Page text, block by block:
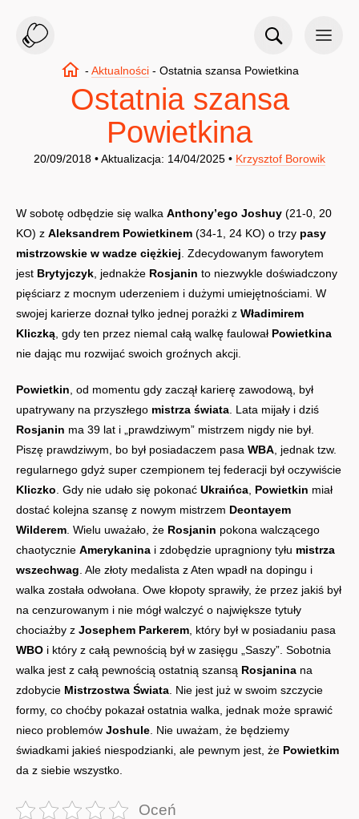
- Aktualności- Ostatnia szansa Powietkina
Ostatnia szansa
Powietkina
20/09/2018 • Aktualizacja: 14/04/2025 • Krzysztof Borowik
W sobotę odbędzie się walka Anthony’ego Joshuy (21-0, 20
KO) z Aleksandrem Powietkinem (34-1, 24 KO) o trzy pasy
mistrzowskie w wadze ciężkiej . Zdecydowanym faworytem
jest Brytyjczyk , jednakże Rosjanin to niezwykle doświadczony
pięściarz z mocnym uderzeniem i dużymi umiejętnościami. W
swojej karierze doznał tylko jednej porażki z Władimirem
Kliczką , gdy ten przez niemal całą walkę faulował Powietkina
nie dając mu rozwijać swoich groźnych akcji.
Powietkin , od momentu gdy zaczął karierę zawodową, był
upatrywany na przyszłego mistrza świata . Lata mijały i dziś
Rosjanin ma 39 lat i „prawdziwym” mistrzem nigdy nie był.
Piszę prawdziwym, bo był posiadaczem pasa WBA , jednak tzw.
regularnego gdyż super czempionem tej federacji był oczywiście
Kliczko . Gdy nie udało się pokonać Ukraińca Powietkin miał
dostać kolejna szansę z nowym mistrzem Deontayem
Wilderem . Wielu uważało, że Rosjanin pokona walczącego
chaotycznie Amerykanina i zdobędzie upragniony tyłu mistrza
wszechwag . Ale złoty medalista z Aten wpadł na dopingu i
walka została odwołana. Owe kłopoty sprawiły, że przez jakiś był
na cenzurowanym i nie mógł walczyć o największe tytuły
chociażby z Josephem Parkerem , który był w posiadaniu pasa
WBO i który z całą pewnością był w zasięgu „Saszy”. Sobotnia
walka jest z całą pewnością ostatnią szansą Rosjanina na
zdobycie Mistrzostwa Świata . Nie jest już w swoim szczycie
formy, co choćby pokazał ostatnia walka, jednak może sprawić
nieco problemów Joshule . Nie uważam, że będziemy
świadkami jakieś niespodzianki, ale pewnym jest, że Powietkim
da z siebie wszystko.
Oceń